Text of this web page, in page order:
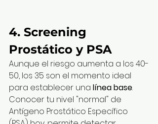
4. Screening
Prostático y PSA
Aunque el riesgo aumenta a los 40-
50, los 35 son el momento ideal
para establecer una línea base.
Conocer tu nivel "normal" de
Antígeno Prostático Específico